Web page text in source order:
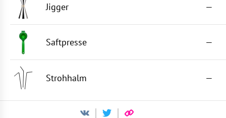
Jigger —
Saftpresse —
Strohhalm —